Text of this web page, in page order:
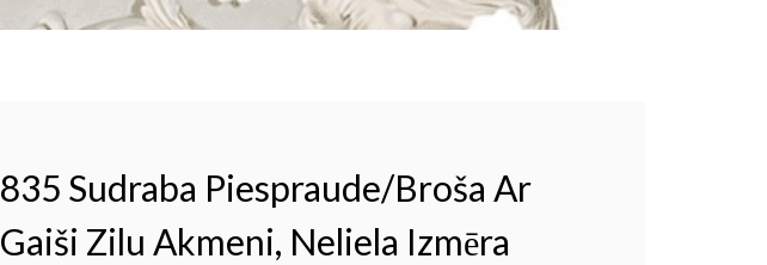
835 Sudraba Piespraude/broša Ar
Gaiši Zilu Akmeni, Neliela Izmēra